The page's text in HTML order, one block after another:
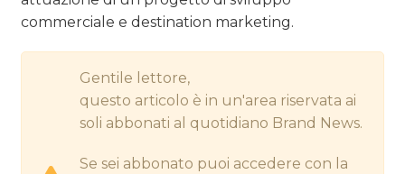
RADIO / AUDIO
TV
commerciale e destination marketing.
Gentile lettore,
questo articolo è in un'area riservata ai
soli abbonati al quotidiano Brand News.
Se sei abbonato puoi accedere con la